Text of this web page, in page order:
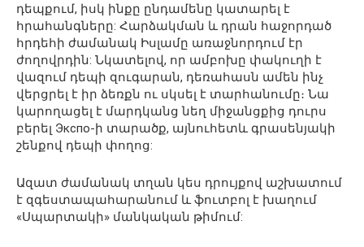
դեպքում, իսկ ինքը ընդամենը կատարել է
հրահանգները: Հարձակման և դրան հաջորդած
հրդեհի ժամանակ Իսլամը առաջնորդում էր
ժողովրդին: Նկատելով, որ ամբոխը փակուղի է
վազում դեպի զուգարան, դեռահասն ամեն ինչ
վերցրել է իր ձեռքն ու սկսել է տարհանումը։ Նա
կարողացել է մարդկանց նեղ միջանցքից դուրս
բերել Экспо-ի տարածք, այնուհետև գրասենյակի
շենքով դեպի փողոց:
Ազատ ժամանակ տղան կես դրույքով աշխատում
է զգեստապահարանում և ֆուտբոլ է խաղում
«Սպարտակի» մանկական թիմում: